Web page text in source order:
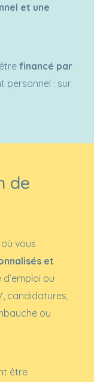
et une
financé par
personnel : sur
de
vous
et
ou
candidatures,
ou
être